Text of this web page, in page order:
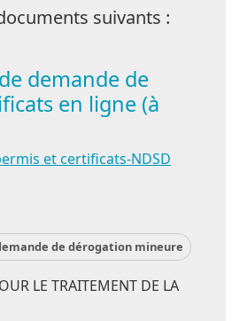
suivants :
demande de
en ligne (à
et certificats-NDSD
de dérogation mineure
LE TRAITEMENT DE LA